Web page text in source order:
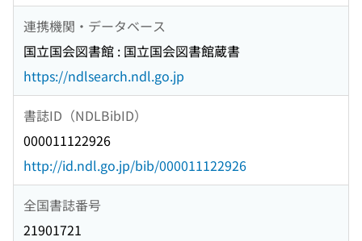
連携機関・データベース
国立国会図書館 : 国立国会図書館蔵書
https://ndlsearch.ndl.go.jp
書誌ID（NDLBibID）
000011122926
http://id.ndl.go.jp/bib/000011122926
全国書誌番号
21901721